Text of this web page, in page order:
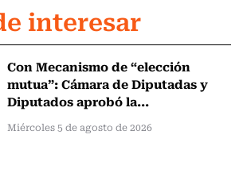
interesar
Con Mecanismo de “elección
mutua”: Cámara de Diputadas y
Diputados aprobó la...
Miércoles 5 de agosto de 2026